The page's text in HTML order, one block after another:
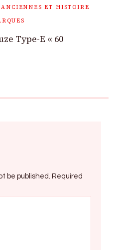
ET HISTOIRE
Type-E « 60
be published. Required